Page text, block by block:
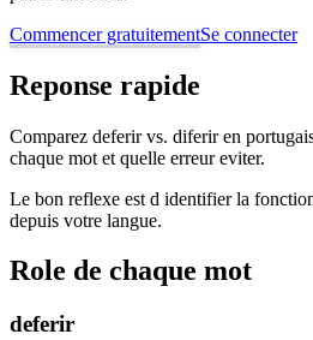
Commencer gratuitementSe connecter
Reponse rapide
Comparez deferir vs. diferir en
chaque mot et quelle erreur eviter.
Le bon reflexe est d identifier la
depuis votre langue.
Role de chaque mot
deferir